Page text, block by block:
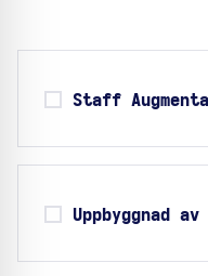
Staff
Uppbyggnad